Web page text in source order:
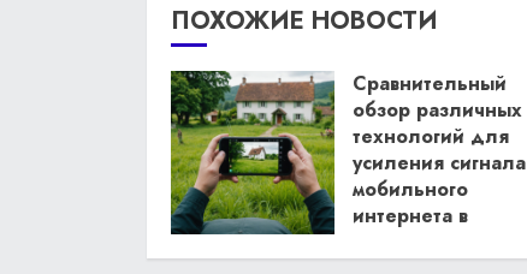
ПОХОЖИЕ НОВОСТИ
Сравнительный
обзор различных
технологий для
усиления сигнала
мобильного
интернета в